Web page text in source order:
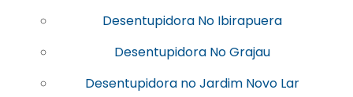
Desentupidora No Ibirapuera
Desentupidora No Grajau
Desentupidora no Jardim Novo Lar